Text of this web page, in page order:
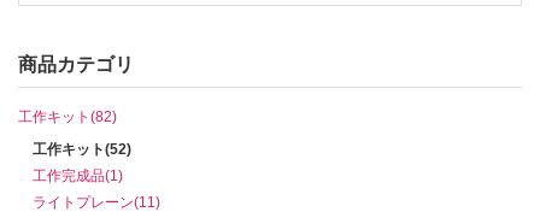
商品カテゴリ
工作キット(82)
工作キット(52)
工作完成品(1)
ライトプレーン(11)